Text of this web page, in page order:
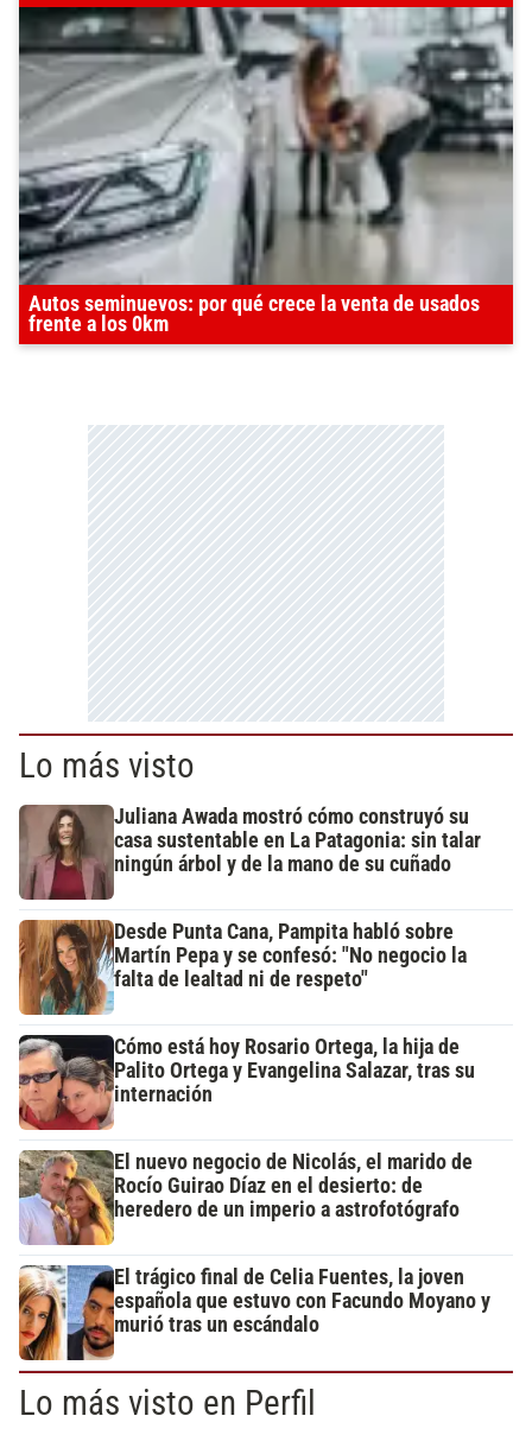
Autos seminuevos: por qué crece la venta de usados
frente a los 0km
Lo más visto
Juliana Awada mostró cómo construyó su
casa sustentable en La Patagonia: sin talar
ningún árbol y de la mano de su cuñado
Desde Punta Cana, Pampita habló sobre
Martín Pepa y se confesó: "No negocio la
falta de lealtad ni de respeto"
Cómo está hoy Rosario Ortega, la hija de
Palito Ortega y Evangelina Salazar, tras su
internación
El nuevo negocio de Nicolás, el marido de
Rocío Guirao Díaz en el desierto: de
heredero de un imperio a astrofotógrafo
El trágico final de Celia Fuentes, la joven
española que estuvo con Facundo Moyano y
murió tras un escándalo
Lo más visto en Perfil